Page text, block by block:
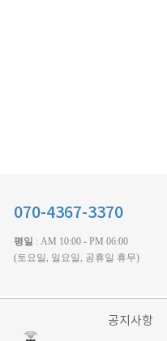
070-4367-3370
평일 : AM 10:00 - PM 06:00
(토요일, 일요일, 공휴일 휴무)
공지사항